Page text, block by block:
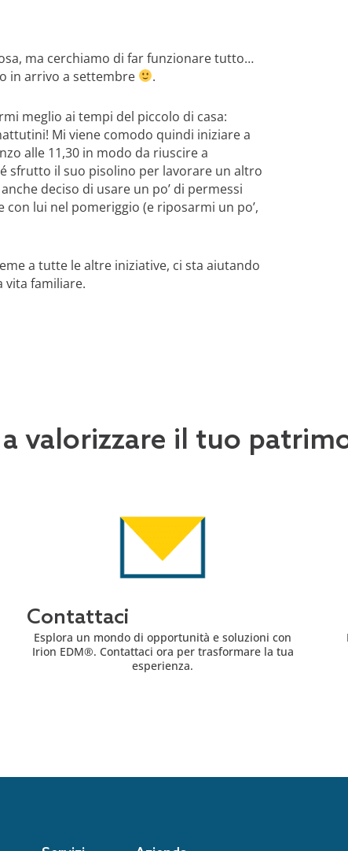
ma cerchiamo di far funzionare tutto…
in arrivo a settembre
.
meglio ai tempi del piccolo di casa:
Mi viene comodo quindi iniziare a
alle 11,30 in modo da riuscire a
sfrutto il suo pisolino per lavorare un altro
deciso di usare un po’ di permessi
lui nel pomeriggio (e riposarmi un po’,
a tutte le altre iniziative, ci sta aiutando
vita familiare.
valorizzare il tuo
Contattaci
Esplora un mondo di opportunità e soluzioni con
Irion EDM®. Contattaci ora per trasformare la tua
esperienza.